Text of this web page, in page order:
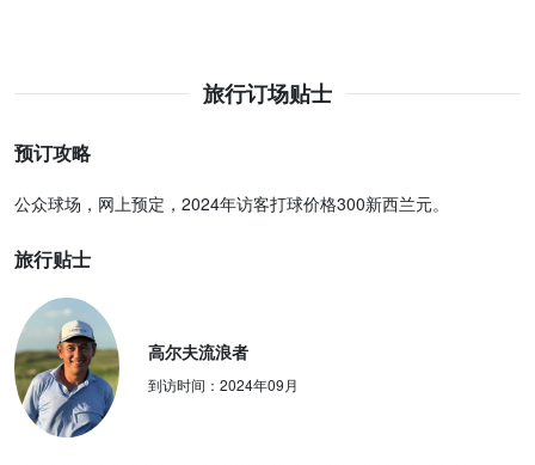
旅行订场贴士
预订攻略
公众球场，网上预定，2024年访客打球价格300新西兰元。
旅行贴士
高尔夫流浪者
到访时间： 2024年09月